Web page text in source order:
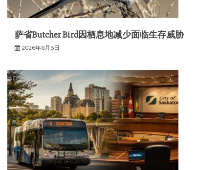
萨省Butcher Bird因栖息地减少面临生存威胁
2026年8月5日